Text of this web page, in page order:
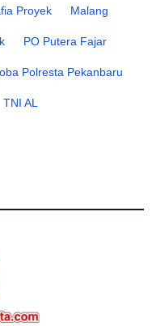
Proyek Malang
PO Putera Fajar
Polresta Pekanbaru
TNI AL